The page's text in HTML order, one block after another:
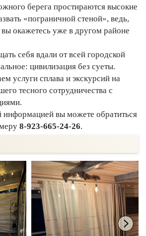
берега простираются высокие
«пограничной стеной», ведь,
вы окажетесь уже в другом районе
себя вдали от всей городской
цивилизация без суеты.
услуги сплава и экскурсий на
тесного сотрудничества с
информацией вы можете обратиться
8-923-665-24-26.